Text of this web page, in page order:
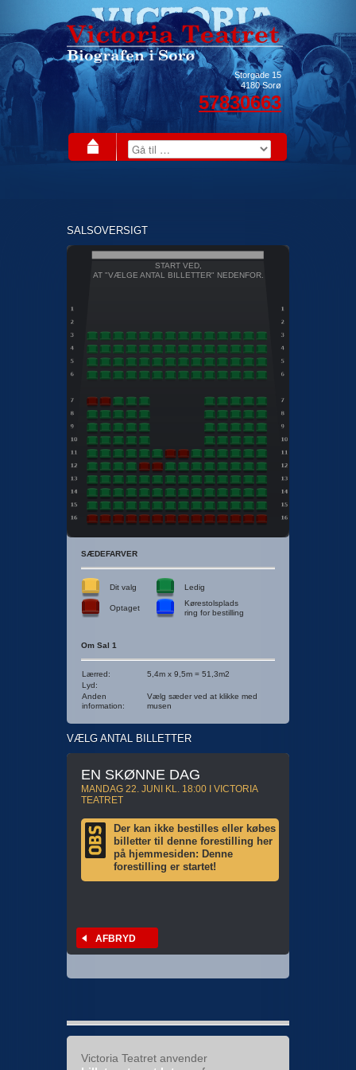
Storgade 15
4180 Sorø
57830663
SALSOVERSIGT
START VED,
AT "VÆLGE ANTAL BILLETTER" NEDENFOR.
SÆDEFARVER
Dit valg Ledig
Optaget
Kørestolsplads
ring for bestilling
Om Sal 1
Lærred:
5,4m x 9,5m = 51,3m2
Lyd:
Anden
information:
Vælg sæder ved at klikke med
musen
VÆLG ANTAL BILLETTER
EN SKØNNE DAG
MANDAG 22. JUNI KL. 18:00 I VICTORIA
TEATRET
Der kan ikke bestilles eller købes
billetter til denne forestilling her
på hjemmesiden: Denne
forestilling er startet!
AFBRYD
Victoria Teatret anvender